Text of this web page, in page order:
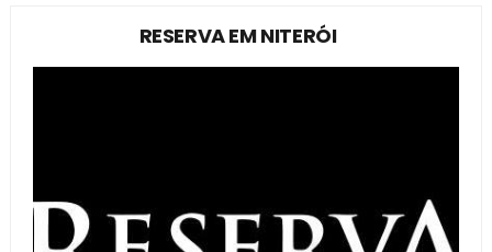
RESERVA EM NITERÓI